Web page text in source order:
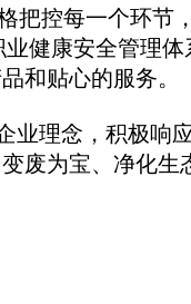
控每一个环节
健康安全管理
和贴心的服务。
业理念，积极响
废为宝、净化